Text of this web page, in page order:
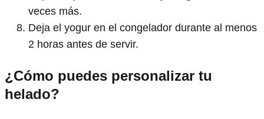
veces más.
Deja el yogur en el congelador durante al menos
2 horas antes de servir.
¿Cómo puedes personalizar tu
helado?